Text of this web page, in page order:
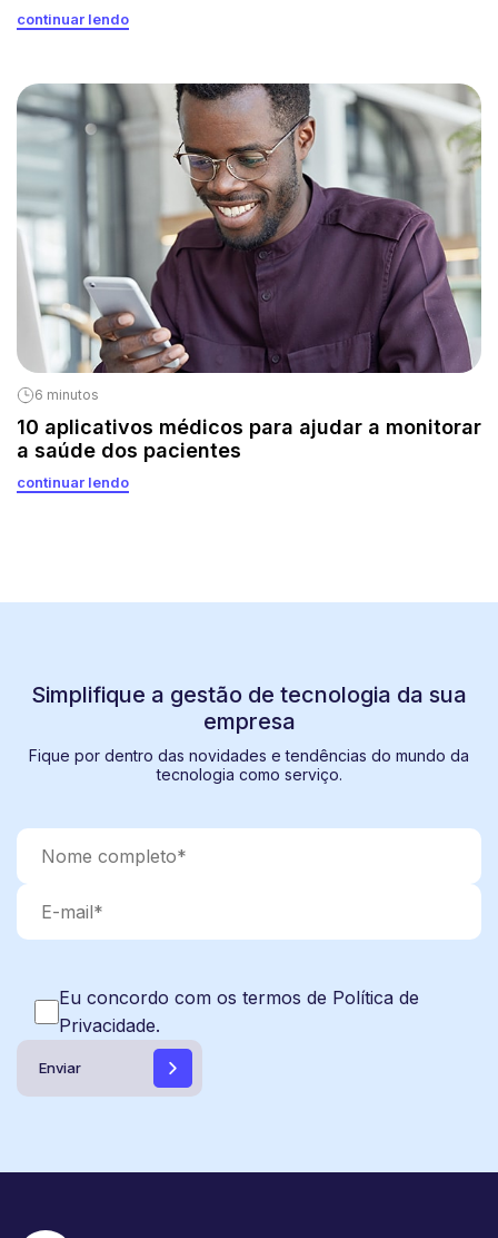
continuar lendo
6 minutos
10 aplicativos médicos para ajudar a monitorar
a saúde dos pacientes
continuar lendo
Simplifique a gestão de tecnologia da sua
empresa
Fique por dentro das novidades e tendências do mundo da
tecnologia como serviço.
Eu concordo com os termos de Política de
Privacidade.